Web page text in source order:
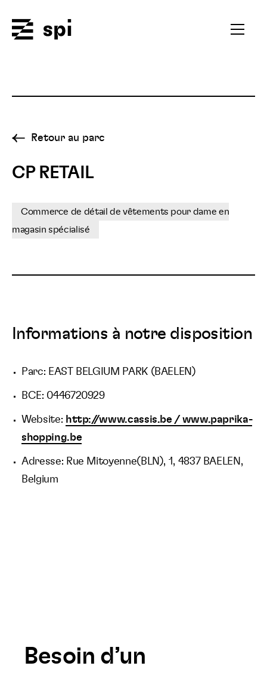
Ouvrir
Retour au parc
CP RETAIL
Commerce de détail de vêtements pour dame en
magasin spécialisé
Informations à notre disposition
Parc: EAST BELGIUM PARK (BAELEN)
BCE: 0446720929
Website: http://www.cassis.be / www.paprika-
shopping.be
Adresse: Rue Mitoyenne(BLN), 1, 4837 BAELEN,
Belgium
Besoin d’un